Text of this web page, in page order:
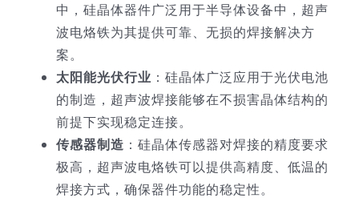
中，硅晶体器件广泛用于半导体设备中，超声
波电烙铁为其提供可靠、无损的焊接解决方
案。
太阳能光伏行业 ：硅晶体广泛应用于光伏电池
的制造，超声波焊接能够在不损害晶体结构的
前提下实现稳定连接。
传感器制造 ：硅晶体传感器对焊接的精度要求
极高，超声波电烙铁可以提供高精度、低温的
焊接方式，确保器件功能的稳定性。